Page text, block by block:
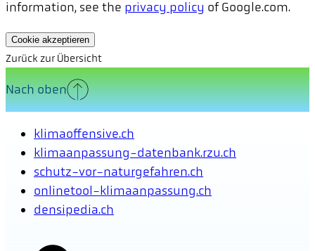
information, see the privacy policy of Google.com.
Cookie akzeptieren
Zurück zur Übersicht
Nach oben
klimaoffensive.ch
klimaanpassung-datenbank.rzu.ch
schutz-vor-naturgefahren.ch
onlinetool-klimaanpassung.ch
densipedia.ch